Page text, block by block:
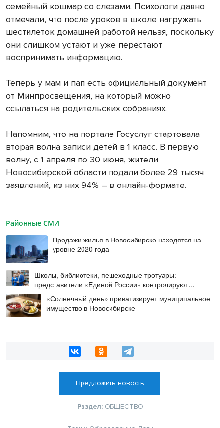
семейный кошмар со слезами. Психологи давно
отмечали, что после уроков в школе нагружать
шестилеток домашней работой нельзя, поскольку
они слишком устают и уже перестают
воспринимать информацию.
Теперь у мам и пап есть официальный документ
от Минпросвещения, на который можно
ссылаться на родительских собраниях.
Напомним, что на портале Госуслуг стартовала
вторая волна записи детей в 1 класс. В первую
волну, с 1 апреля по 30 июня, жители
Новосибирской области подали более 29 тысяч
заявлений, из них 94% – в онлайн-формате.
Районные СМИ
Продажи жилья в Новосибирске находятся на
уровне 2020 года
Школы, библиотеки, пешеходные тротуары:
представители «Единой России» контролируют
работы на социальных объектах
«Солнечный день» приватизирует муниципальное
имущество в Новосибирске
Предложить новость
Раздел: ОБЩЕСТВО